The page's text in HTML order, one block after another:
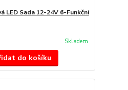
LED Sada 12-24V 6-Funkční
Skladem
do košíku